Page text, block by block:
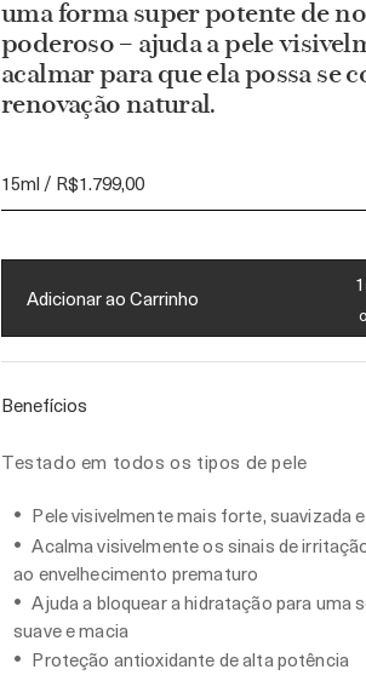
uma forma super potente de
poderoso – ajuda a pele
acalmar para que ela possa se
renovação natural.
15ml / R$1.799,00
Adicionar ao Carrinho
Benefícios
Testado em todos os tipos de pele
Pele visivelmente mais forte, suavizada
Acalma visivelmente os sinais de
ao envelhecimento prematuro
Ajuda a bloquear a hidratação para uma
suave e macia
Proteção antioxidante de alta potência